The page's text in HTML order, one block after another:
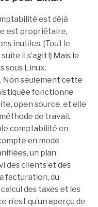
est déjà
est propriétaire,
inutiles. (Tout le
il s’agit !) Mais le
sous Linux.
Non seulement cette
fonctionne
open source, et elle
de travail.
comptabilité en
en mode
un plan
des clients et des
facturation, du
des taxes et les
qu’un aperçu de